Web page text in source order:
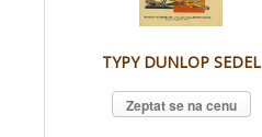
TYPY DUNLOP SEDEL
Zeptat se na cenu